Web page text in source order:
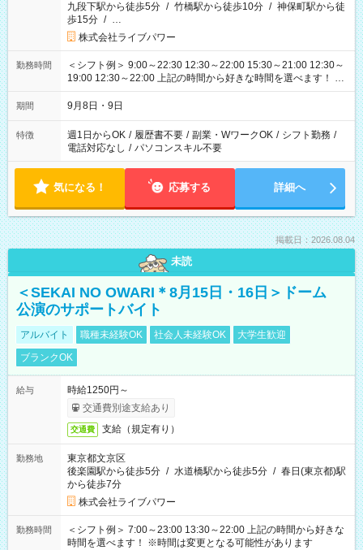
九段下駅から徒歩5分 / 竹橋駅から徒歩10分 / 神保町駅から徒
歩15分 / …
株式会社ライブパワー
勤務時間
＜シフト例＞ 9:00～22:30 12:30～22:00 15:30～21:00 12:30～
19:00 12:30～22:00 上記の時間から好きな時間を選べます！ ※
時間は変更となる可能性があります
期間 9月8日・9日
特徴 週1日からOK / 履歴書不要 / 副業・WワークOK / シフト勤務 /
電話対応なし / パソコンスキル不要
気になる！ 応募する 詳細へ
掲載日：2026.08.04
未読
＜SEKAI NO OWARI＊8月15日・16日＞ドーム
公演のサポートバイト
アルバイト 職種未経験OK 社会人未経験OK
大学生歓迎
ブランクOK
給与
時給1250円～
交通費別途支給あり
交通費 支給（規定有り）
勤務地
東京都文京区
後楽園駅から徒歩5分 / 水道橋駅から徒歩5分 / 春日(東京都)駅
から徒歩7分
株式会社ライブパワー
勤務時間
＜シフト例＞ 7:00～23:00 13:30～22:00 上記の時間から好きな
時間を選べます！ ※時間は変更となる可能性があります